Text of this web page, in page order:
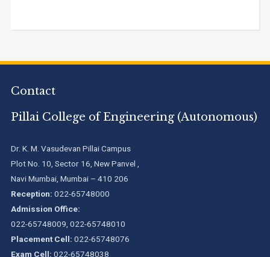
Contact
Pillai College of Engineering (Autonomous)
Dr. K. M. Vasudevan Pillai Campus
Plot No. 10, Sector 16, New Panvel ,
Navi Mumbai, Mumbai – 410 206
Reception: 022-65748000
Admission Office:
022-65748009, 022-65748010
Placement Cell: 022-65748076
Exam Cell: 022-65748038